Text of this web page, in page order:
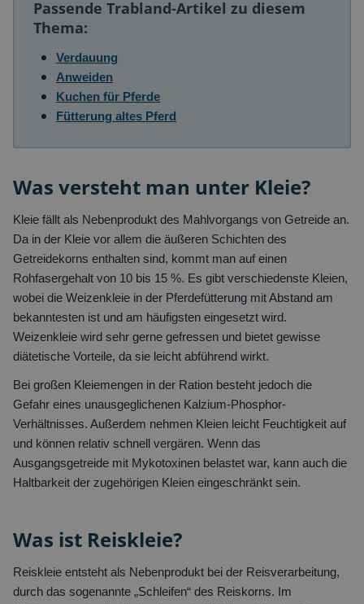
Passende Trabland-Artikel zu diesem
Thema:
Verdauung
Anweiden
Kuchen für Pferde
Fütterung altes Pferd
Was versteht man unter Kleie?
Kleie fällt als Nebenprodukt des Mahlvorgangs von Getreide an.
Da in der Kleie vor allem die äußeren Schichten des
Getreidekorns enthalten sind, kommt man auf einen
Rohfasergehalt von 10 bis 15 %. Es gibt verschiedenste Kleien,
wobei die Weizenkleie in der Pferdefütterung mit Abstand am
bekanntesten ist und am häufigsten eingesetzt wird.
Weizenkleie wird sehr gerne gefressen und bietet gewisse
diätetische Vorteile, da sie leicht abführend wirkt.
Bei großen Kleiemengen in der Ration besteht jedoch die
Gefahr eines unausgeglichenen Kalzium-Phosphor-
Verhältnisses. Außerdem nehmen Kleien leicht Feuchtigkeit auf
und können relativ schnell vergären. Wenn das
Ausgangsgetreide mit Mykotoxinen belastet war, kann auch die
Haltbarkeit der zugehörigen Kleien eingeschränkt sein.
Was ist Reiskleie?
Reiskleie entsteht als Nebenprodukt bei der Reisverarbeitung,
durch das sogenannte „Schleifen“ des Reiskorns. Im